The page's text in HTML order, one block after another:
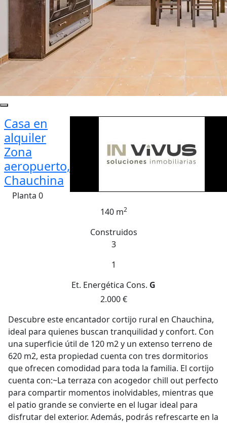
Casa en
alquiler
Zona
aeropuerto,
Chauchina
Planta 0
140 m2
Construidos
3
1
Et. Energética Cons. G
2.000 €
Descubre este encantador cortijo rural en Chauchina,
ideal para quienes buscan tranquilidad y confort. Con
una superficie útil de 120 m2 y un extenso terreno de
620 m2, esta propiedad cuenta con tres dormitorios
que ofrecen comodidad para toda la familia. El cortijo
cuenta con:~La terraza con acogedor chill out perfecto
para compartir momentos inolvidables, mientras que
el patio grande se convierte en el lugar ideal para
disfrutar del exterior. Además, podrás refrescarte en la